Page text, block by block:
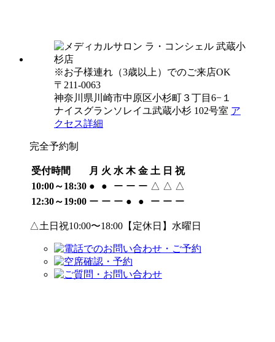
※お子様連れ（3歳以上）でのご来店OK
〒211-0063
神奈川県川崎市中原区小杉町３丁目6−１
ナイスグランソレイユ武蔵小杉 102号室 ア
クセス詳細
完全予約制
受付時間 月 火 水 木 金 土 日 祝
10:00～18:30 ● ● ー ー ー △ △ △
12:30～19:00 ー ー ー ● ● ー ー ー
△土日祝10:00〜18:00【定休日】水曜日